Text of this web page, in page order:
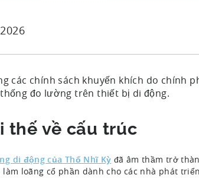
các chính sách khuyến khích do chính
đo lường trên thiết bị di động.
thế về cấu trúc
di động của Thổ Nhĩ Kỳ đã âm thầm trở
loãng cổ phần dành cho các nhà phát